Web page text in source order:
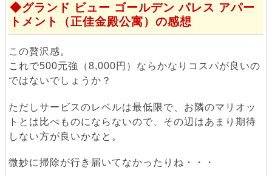
グランド ビュー ゴールデン パレス アパー
トメント（正佳金殿公寓）の感想
この贅沢感。
これで500元強（8,000円）ならかなりコスパが良いの
ではないでしょうか？
ただしサービスのレベルは最低限で、お隣のマリオッ
トとは比べものにならないので、その辺はあまり期待
しない方が良いかなと。
微妙に掃除が行き届いてなかったりね・・・